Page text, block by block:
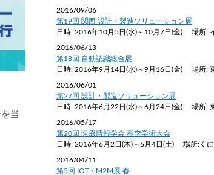
当
自律走行搬送ロボット AMR
ョンで製造･物流現場の搬送業務を強力にサポ
ート。「人手不足の解消」「ヒューマンエラー
削減」「生産性向上」といった課題を解決し
2016/09/06
第19回 関西 設計・製造ソリューション展
日時: 2016年10月5日(水)～10月7日(金) 場所:
2016/06/13
第18回 自動認識総合展
日時: 2016年9月14日(水)～9月16日(金) 場所:
2016/06/01
第27回 設計・製造ソリューション展
日時: 2016年6月22日(水)～6月24日(金) 場所:
2016/05/17
第20回 医療情報学会 春季学術大会
日時: 2016年6月2日(木)～6月4日(土) 場所:くに
2016/04/11
第5回 IOT / M2M展 春